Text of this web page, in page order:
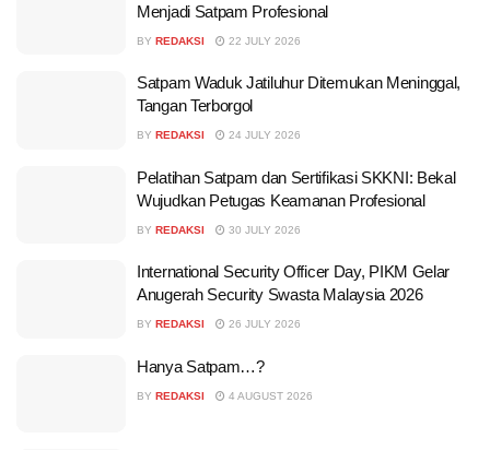
Menjadi Satpam Profesional
BY REDAKSI 22 JULY 2026
Satpam Waduk Jatiluhur Ditemukan Meninggal,
Tangan Terborgol
BY REDAKSI 24 JULY 2026
Pelatihan Satpam dan Sertifikasi SKKNI: Bekal
Wujudkan Petugas Keamanan Profesional
BY REDAKSI 30 JULY 2026
International Security Officer Day, PIKM Gelar
Anugerah Security Swasta Malaysia 2026
BY REDAKSI 26 JULY 2026
Hanya Satpam…?
BY REDAKSI 4 AUGUST 2026